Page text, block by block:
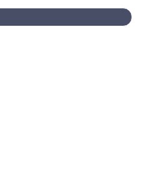
fatta beslut – även om de
Pernilla berättar att hon är